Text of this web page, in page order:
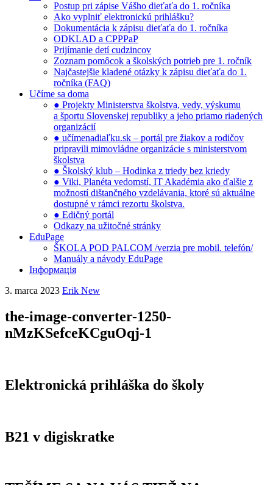
Postup pri zápise Vášho dieťaťa do 1. ročníka
Ako vyplniť elektronickú prihlášku?
Dokumentácia k zápisu dieťaťa do 1. ročníka
ODKLAD a CPPPaP
Prijímanie detí cudzincov
Zoznam pomôcok a školských potrieb pre 1. ročník
Najčastejšie kladené otázky k zápisu dieťaťa do 1.
ročníka (FAQ)
Učíme sa doma
● Projekty Ministerstva školstva, vedy, výskumu
a športu Slovenskej republiky a jeho priamo riadených
organizácií
● učímenadiaľku.sk – portál pre žiakov a rodičov
pripravili mimovládne organizácie s ministerstvom
školstva
● Školský klub – Hodinka z triedy bez kriedy
● Viki, Planéta vedomstí, IT Akadémia ako ďalšie z
možností dištančného vzdelávania, ktoré sú aktuálne
dostupné v rámci rezortu školstva.
● Edičný portál
Odkazy na užitočné stránky
EduPage
ŠKOLA POD PALCOM /verzia pre mobil. telefón/
Manuály a návody EduPage
Інформація
3. marca 2023 Erik New
the-image-converter-1250-
nMzKSefceKCguOqj-1
Elektronická prihláška do školy
B21 v digiskratke